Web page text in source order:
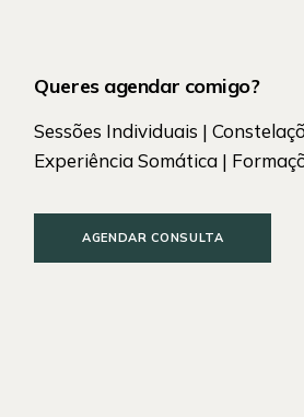
Queres agendar comigo?
Sessões Individuais |
Experiência Somática |
AGENDAR CONSULTA